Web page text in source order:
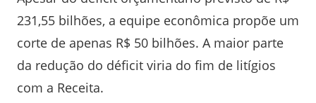
231,55 bilhões, a equipe econômica propõe um
corte de apenas R$ 50 bilhões. A maior parte
da redução do déficit viria do fim de litígios
com a Receita.